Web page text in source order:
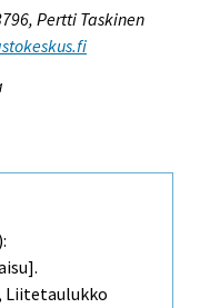
Pertti Taskinen
Liitetaulukko